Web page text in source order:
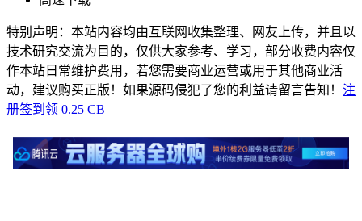
特别声明：本站内容均由互联网收集整理、网友上传，并且以
技术研究交流为目的，仅供大家参考、学习，部分收费内容仅
作本站日常维护费用，若您需要商业运营或用于其他商业活
动，建议购买正版！如果源码侵犯了您的利益请留言告知！ 注
册签到领 0.25 CB